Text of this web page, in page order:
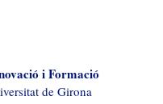
i Formació
de Girona